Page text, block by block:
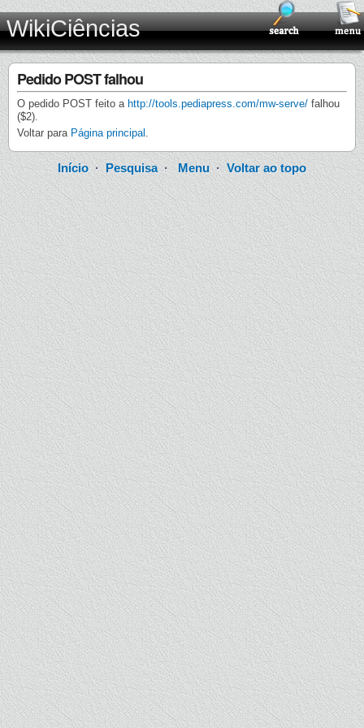
WikiCiências
Pedido POST falhou
O pedido POST feito a http://tools.pediapress.com/mw-serve/ falhou
($2).
Voltar para Página principal .
Início·Pesquisa· Menu· Voltar ao topo